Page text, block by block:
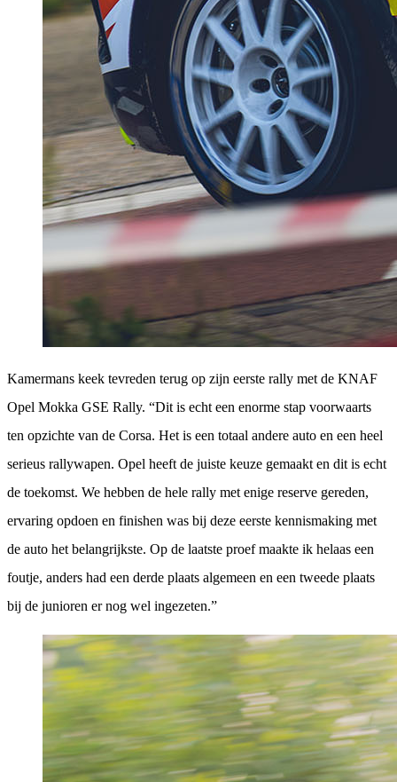
Kamermans keek tevreden terug op zijn eerste rally met de KNAF
Opel Mokka GSE Rally. “Dit is echt een enorme stap voorwaarts
ten opzichte van de Corsa. Het is een totaal andere auto en een heel
serieus rallywapen. Opel heeft de juiste keuze gemaakt en dit is echt
de toekomst. We hebben de hele rally met enige reserve gereden,
ervaring opdoen en finishen was bij deze eerste kennismaking met
de auto het belangrijkste. Op de laatste proef maakte ik helaas een
foutje, anders had een derde plaats algemeen en een tweede plaats
bij de junioren er nog wel ingezeten.”